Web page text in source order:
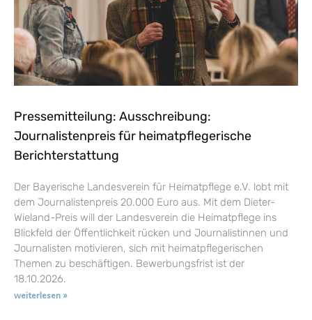
Pressemitteilung: Ausschreibung:
Journalistenpreis für heimatpflegerische
Berichterstattung
Der Bayerische Landesverein für Heimatpflege e.V. lobt mit
dem Journalistenpreis 20.000 Euro aus. Mit dem Dieter-
Wieland-Preis will der Landesverein die Heimatpflege ins
Blickfeld der Öffentlichkeit rücken und Journalistinnen und
Journalisten motivieren, sich mit heimatpflegerischen
Themen zu beschäftigen. Bewerbungsfrist ist der
18.10.2026.
weiterlesen »